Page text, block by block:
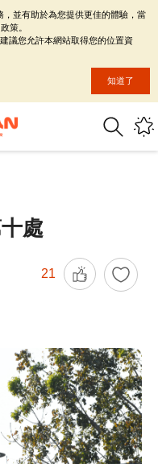
處
21
並有助於為您提供更佳的體驗，當
策。
議您允許本網站取得您的位置資
知道了